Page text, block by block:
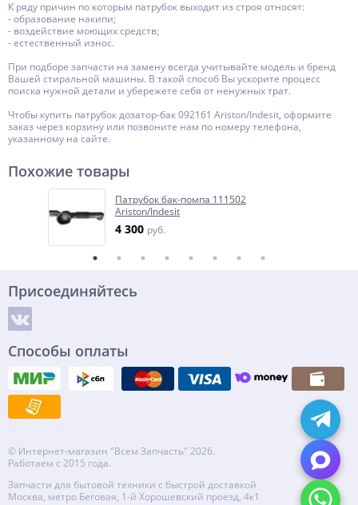
К ряду причин по которым патрубок выходит из строя относят:
- образование накипи;
- воздействие моющих средств;
- естественный износ.
При подборе запчасти на замену всегда учитывайте модель и бренд
Вашей стиральной машины. В такой способ Вы ускорите процесс
поиска нужной детали и убережете себя от ненужных трат.
Чтобы купить патрубок дозатор-бак 092161 Ariston/Indesit, оформите
заказ через корзину или позвоните нам по номеру телефона,
указанному на сайте.
Похожие товары
Патрубок бак-помпа 111502
Ariston/Indesit
4 300 руб.
Присоединяйтесь
Способы оплаты
© Интернет-магазин "Всем Запчасть" 2026.
Работаем с 2015 года.
Запчасти для бытовой техники с быстрой доставкой
Москва, метро Беговая, 1-й Хорошевский проезд, 4к1